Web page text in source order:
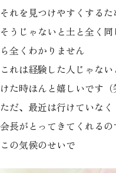
それを見つけやすくするた
そうじゃないと土と全く
ら全くわかりません
これは経験した人じゃな
けた時ほんと嬉しいです（
ただ、最近は行けていなく
会長がとってきてくれるの
この気候のせいで